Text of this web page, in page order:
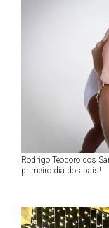
Rodrigo Teodoro dos
primeiro dia dos pais!